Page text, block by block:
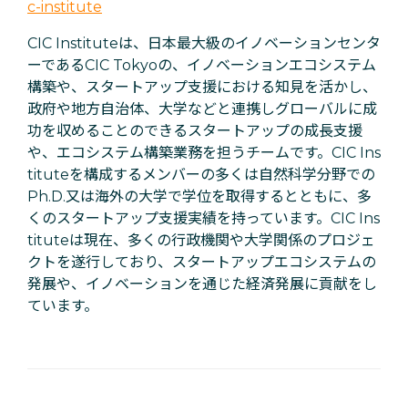
c-institute
CIC Instituteは、日本最大級のイノベーションセンタ
ーであるCIC Tokyoの、イノベーションエコシステム
構築や、スタートアップ支援における知見を活かし、
政府や地方自治体、大学などと連携しグローバルに成
功を収めることのできるスタートアップの成長支援
や、エコシステム構築業務を担うチームです。CIC Ins
tituteを構成するメンバーの多くは自然科学分野での
Ph.D.又は海外の大学で学位を取得するとともに、多
くのスタートアップ支援実績を持っています。CIC Ins
tituteは現在、多くの行政機関や大学関係のプロジェ
クトを遂行しており、スタートアップエコシステムの
発展や、イノベーションを通じた経済発展に貢献をし
ています。